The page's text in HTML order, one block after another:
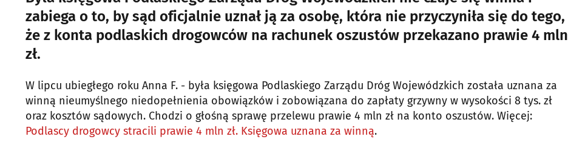
zabiega o to, by sąd oficjalnie uznał ją za osobę, która nie przyczyniła się do tego,
że z konta podlaskich drogowców na rachunek oszustów przekazano prawie 4 mln
zł.
W lipcu ubiegłego roku Anna F. - była księgowa Podlaskiego Zarządu Dróg Wojewódzkich została uznana za
winną nieumyślnego niedopełnienia obowiązków i zobowiązana do zapłaty grzywny w wysokości 8 tys. zł
oraz kosztów sądowych. Chodzi o głośną sprawę przelewu prawie 4 mln zł na konto oszustów. Więcej:
Podlascy drogowcy stracili prawie 4 mln zł. Księgowa uznana za winną.